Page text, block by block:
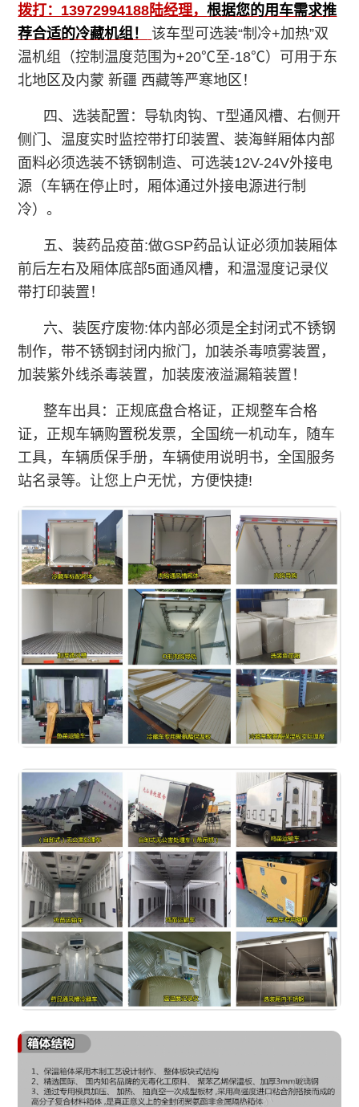
拨打：13972994188陆经理，根据您的用车需求推
荐合适的冷藏机组！
该车型可选装“制冷+加热”双
温机组（控制温度范围为+20℃至-18℃）可用于东
北地区及内蒙 新疆 西藏等严寒地区！
四、选装配置：导轨肉钩、T型通风槽、右侧开
侧门、温度实时监控带打印装置、装海鲜厢体内部
面料必须选装不锈钢制造、可选装12V-24V外接电
源（车辆在停止时，厢体通过外接电源进行制
冷）。
五、装药品疫苗:做GSP药品认证必须加装厢体
前后左右及厢体底部5面通风槽，和温湿度记录仪
带打印装置！
六、装医疗废物:体内部必须是全封闭式不锈钢
制作，带不锈钢封闭内掀门，加装杀毒喷雾装置，
加装紫外线杀毒装置，加装废液溢漏箱装置！
整车出具：正规底盘合格证，正规整车合格
证，正规车辆购置税发票，全国统一机动车，随车
工具，车辆质保手册，车辆使用说明书，全国服务
站名录等。让您上户无忧，方便快捷!